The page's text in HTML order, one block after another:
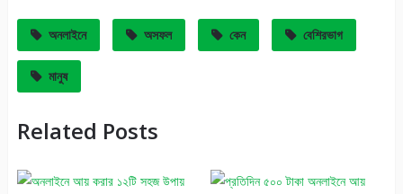
অনলাইনে অসফল কেন বেশিরভাগ
মানুষ
Related Posts